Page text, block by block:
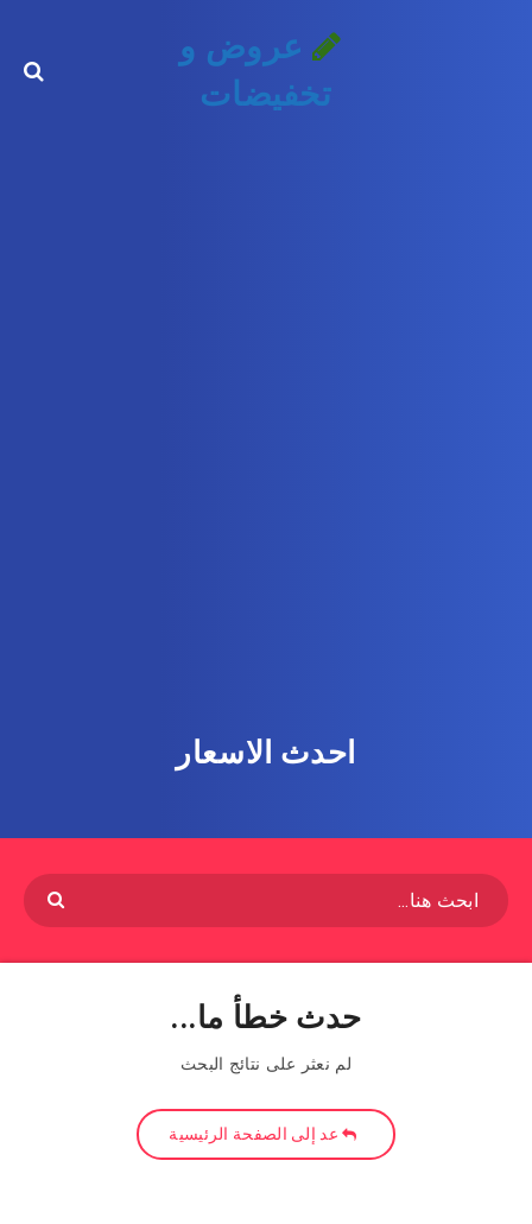
عروض و
تخفيضات
احدث الاسعار
حدث خطأ ما...
لم نعثر على نتائج البحث
عد إلى الصفحة الرئيسية